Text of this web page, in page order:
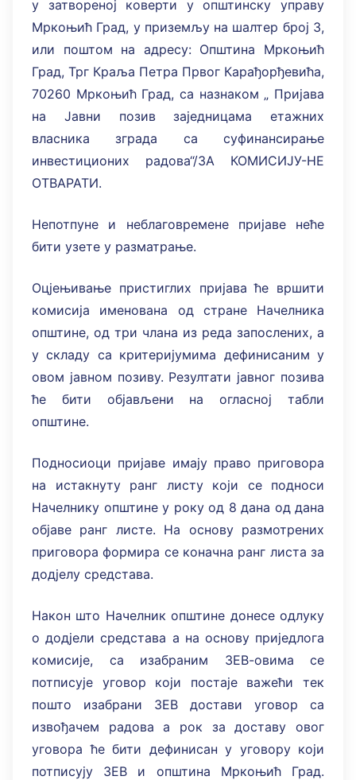
у затвореној коверти у општинску управу
Мркоњић Град, у приземљу на шалтер број 3,
или поштом на адресу: Општина Мркоњић
Град, Трг Краља Петра Првог Карађорђевића,
70260 Мркоњић Град, са назнаком „ Пријава
на Јавни позив заједницама етажних
власника зграда са суфинансирање
инвестиционих радова“/ЗА КОМИСИЈУ-НЕ
ОТВАРАТИ.
Непотпуне и неблаговремене пријаве неће
бити узете у разматрање.
Оцјењивање пристиглих пријава ће вршити
комисија именована од стране Начелника
општине, од три члана из реда запослених, а
у складу са критеријумима дефинисаним у
овом јавном позиву. Резултати јавног позива
ће бити објављени на огласној табли
општине.
Подносиоци пријаве имају право приговора
на истакнуту ранг листу који се подноси
Начелнику општине у року од 8 дана од дана
објаве ранг листе. На основу размотрених
приговора формира се коначна ранг листа за
додјелу средстава.
Након што Начелник општине донесе одлуку
о додјели средстава а на основу приједлога
комисије, са изабраним ЗЕВ-овима се
потписује уговор који постаје важећи тек
пошто изабрани ЗЕВ достави уговор са
извођачем радова а рок за доставу овог
уговора ће бити дефинисан у уговору који
потписују ЗЕВ и општина Мркоњић Град.